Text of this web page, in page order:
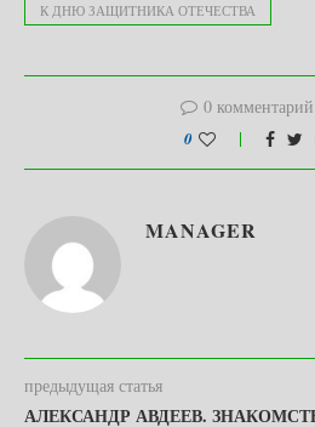
К ДНЮ ЗАЩИТНИКА ОТЕЧЕСТВА
0 комментарий
0
MANAGER
предыдущая статья
АЛЕКСАНДР АВДЕЕВ.